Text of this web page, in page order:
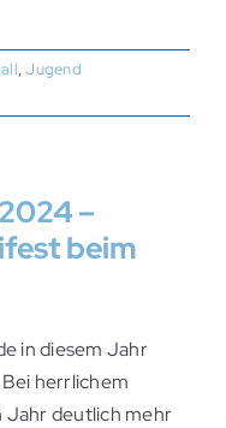
,Jugend
–
beim
in diesem Jahr
herrlichem
Jahr deutlich mehr